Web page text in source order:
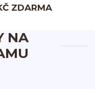
ZDARMA
NA